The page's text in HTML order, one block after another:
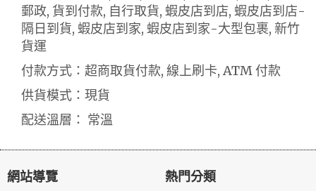
郵政, 貨到付款, 自行取貨, 蝦皮店到店, 蝦皮店到店-
隔日到貨, 蝦皮店到家, 蝦皮店到家-大型包裹, 新竹
貨運
付款方式：超商取貨付款, 線上刷卡, ATM 付款
供貨模式：現貨
配送溫層： 常溫
網站導覽 熱門分類